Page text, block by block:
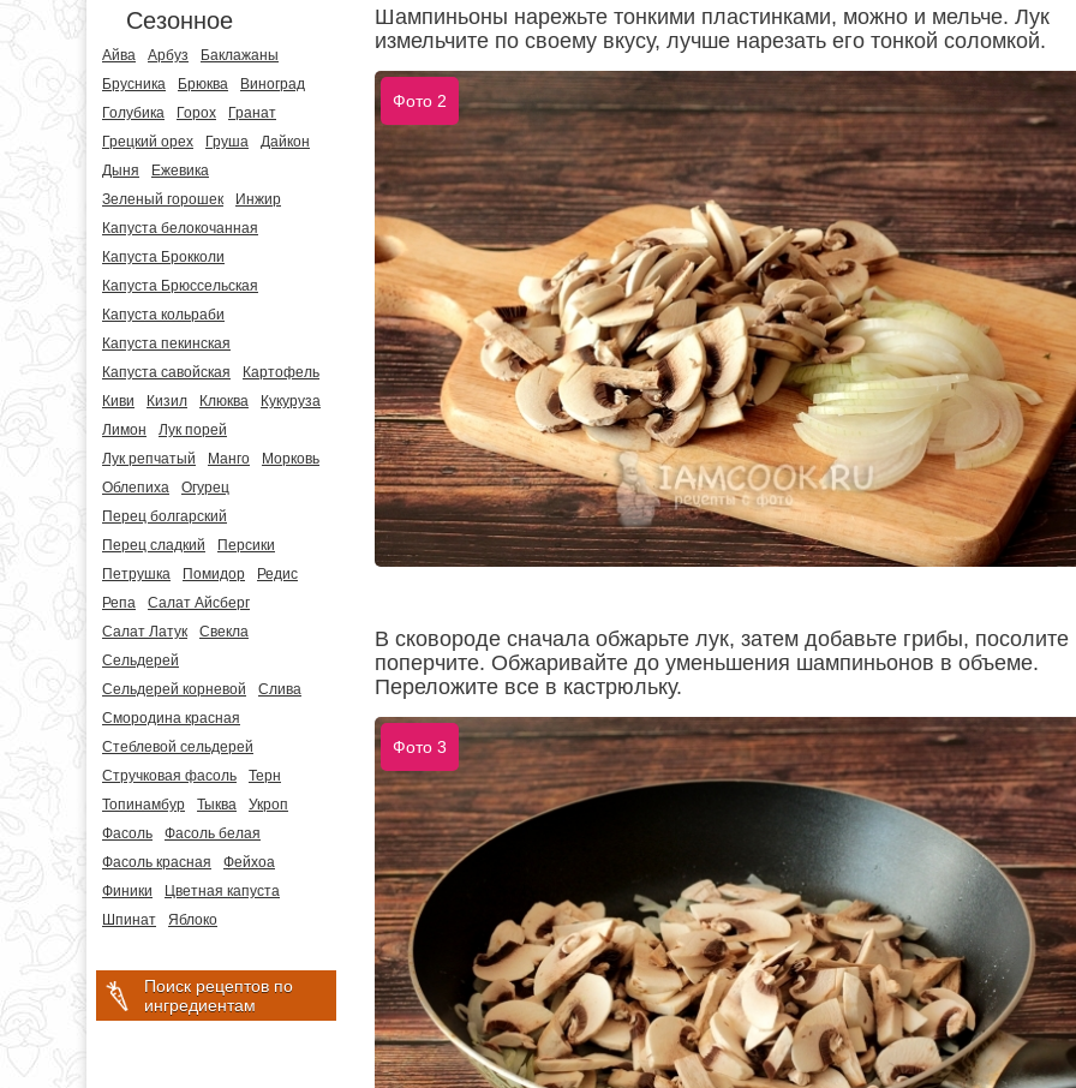
Сезонное
Айва Арбуз
Баклажаны
Брусника
Брюква
Виноград
Голубика
Горох
Гранат
Грецкий орех
Груша
Дайкон
Дыня
Ежевика
Зеленый горошек
Инжир
Капуста белокочанная
Капуста Брокколи
Капуста Брюссельская
Капуста кольраби
Капуста пекинская
Капуста савойская
Картофель
Киви
Кизил Клюква
Кукуруза
Лимон
Лук порей
Лук репчатый
Манго
Морковь
Облепиха
Огурец
Перец болгарский
Перец сладкий
Персики
Петрушка
Помидор
Редис
Репа
Салат Айсберг
Салат Латук
Свекла
Сельдерей
Сельдерей корневой
Слива
Смородина красная
Стеблевой сельдерей
Стручковая фасоль
Терн
Топинамбур
Тыква
Укроп
Фасоль
Фасоль белая
Фасоль красная
Фейхоа
Финики
Цветная капуста
Шпинат
Яблоко
Поиск рецептов по
ингредиентам
Шампиньоны нарежьте тонкими пластинками, можно и мельче. Лук
измельчите по своему вкусу, лучше нарезать его тонкой соломкой.
Фото 2
В сковороде сначала обжарьте лук, затем добавьте грибы, посолите
поперчите. Обжаривайте до уменьшения шампиньонов в объеме.
Переложите все в кастрюльку.
Фото 3